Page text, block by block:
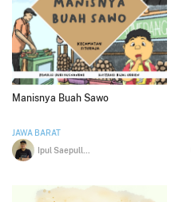
Manisnya Buah Sawo
JAWA BARAT